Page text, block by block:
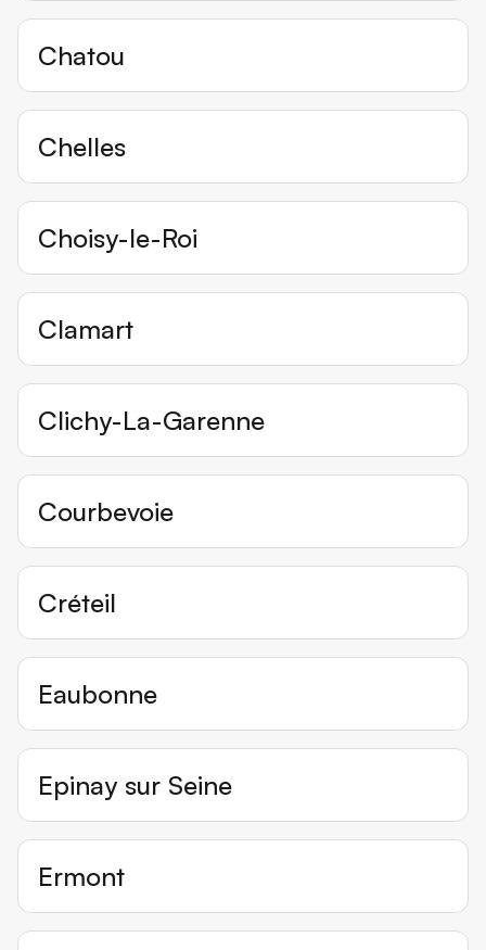
Chatou
Chelles
Choisy-le-Roi
Clamart
Clichy-La-Garenne
Courbevoie
Créteil
Eaubonne
Epinay sur Seine
Ermont